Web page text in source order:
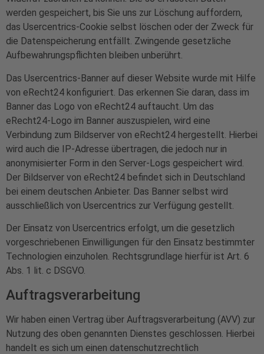
werden gespeichert, bis Sie uns zur Löschung auffordern,
das Usercentrics-Cookie selbst löschen oder der Zweck für
die Datenspeicherung entfällt. Zwingende gesetzliche
Aufbewahrungspflichten bleiben unberührt.
Das Usercentrics-Banner auf dieser Website wurde mit Hilfe
von eRecht24 konfiguriert. Das erkennen Sie daran, dass im
Banner das Logo von eRecht24 auftaucht. Um das
eRecht24-Logo im Banner auszuspielen, wird eine
Verbindung zum Bildserver von eRecht24 hergestellt. Hierbei
wird auch die IP-Adresse übertragen, die jedoch nur in
anonymisierter Form in den Server-Logs gespeichert wird.
Der Bildserver von eRecht24 befindet sich in Deutschland
bei einem deutschen Anbieter. Das Banner selbst wird
ausschließlich von Usercentrics zur Verfügung gestellt.
Der Einsatz von Usercentrics erfolgt, um die gesetzlich
vorgeschriebenen Einwilligungen für den Einsatz bestimmter
Technologien einzuholen. Rechtsgrundlage hierfür ist Art. 6
Abs. 1 lit. c DSGVO.
Auftragsverarbeitung
Wir haben einen Vertrag über Auftragsverarbeitung (AVV) zur
Nutzung des oben genannten Dienstes geschlossen. Hierbei
handelt es sich um einen datenschutzrechtlich